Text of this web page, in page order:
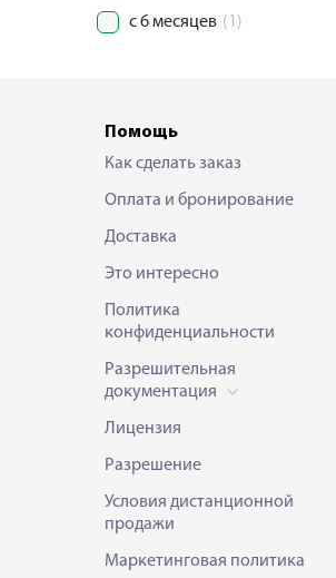
с 6 месяцев (1)
Помощь
Как сделать заказ
Оплата и бронирование
Доставка
Это интересно
Политика
конфиденциальности
Разрешительная
документация
Лицензия
Разрешение
Условия дистанционной
продажи
Маркетинговая политика